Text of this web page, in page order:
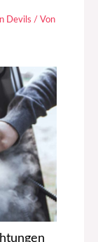
Devils / Von